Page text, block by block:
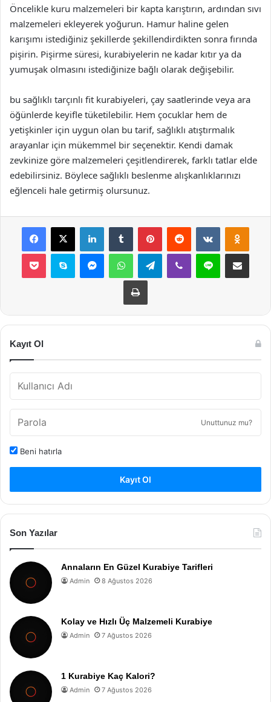
Öncelikle kuru malzemeleri bir kapta karıştırın, ardından sıvı
malzemeleri ekleyerek yoğurun. Hamur haline gelen
karışımı istediğiniz şekillerde şekillendirdikten sonra fırında
pişirin. Pişirme süresi, kurabiyelerin ne kadar kıtır ya da
yumuşak olmasını istediğinize bağlı olarak değişebilir.
bu sağlıklı tarçınlı fit kurabiyeleri, çay saatlerinde veya ara
öğünlerde keyifle tüketilebilir. Hem çocuklar hem de
yetişkinler için uygun olan bu tarif, sağlıklı atıştırmalık
arayanlar için mükemmel bir seçenektir. Kendi damak
zevkinize göre malzemeleri çeşitlendirerek, farklı tatlar elde
edebilirsiniz. Böylece sağlıklı beslenme alışkanlıklarınızı
eğlenceli hale getirmiş olursunuz.
Facebook
X LinkedInTumblr PinterestReddit VKontakte
Pocket Skype MessengerWhatsAppTelegramViber Line E-Posta ile
Yazdır
Kayıt Ol
Unuttunuz mu?
Beni hatırla
Kayıt Ol
Son Yazılar
Annaların En Güzel Kurabiye Tarifleri
Admin 8 Ağustos 2026
Kolay ve Hızlı Üç Malzemeli Kurabiye
Admin 7 Ağustos 2026
1 Kurabiye Kaç Kalori?
Admin 7 Ağustos 2026